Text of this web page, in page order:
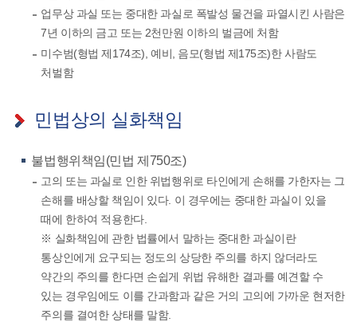
업무상 과실 또는 중대한 과실로 폭발성 물건을 파열시킨 사람은
7년 이하의 금고 또는 2천만원 이하의 벌금에 처함
미수범(형법 제174조), 예비, 음모(형법 제175조)한 사람도
처벌함
민법상의 실화책임
불법행위책임(민법 제750조)
고의 또는 과실로 인한 위법행위로 타인에게 손해를 가한자는 그
손해를 배상할 책임이 있다. 이 경우에는 중대한 과실이 있을
때에 한하여 적용한다.
※ 실화책임에 관한 법률에서 말하는 중대한 과실이란
통상인에게 요구되는 정도의 상당한 주의를 하지 않더라도
약간의 주의를 한다면 손쉽게 위법 유해한 결과를 예견할 수
있는 경우임에도 이를 간과함과 같은 거의 고의에 가까운 현저한
주의를 결여한 상태를 말함.